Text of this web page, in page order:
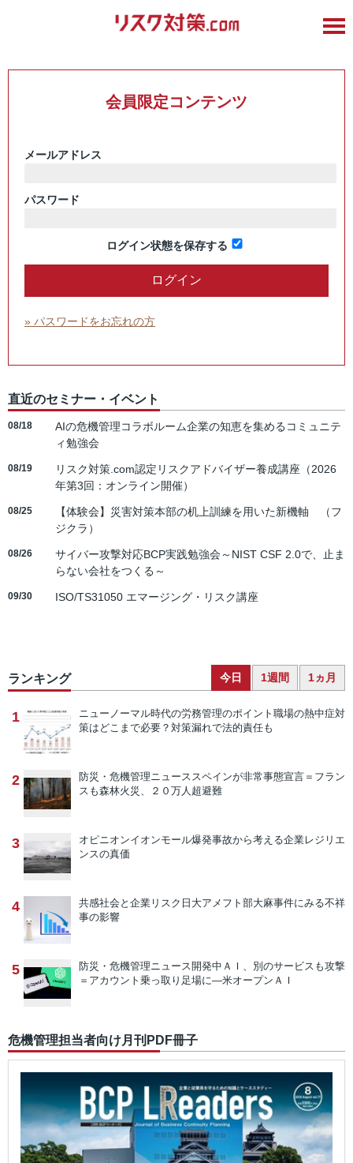
会員限定コンテンツ
メールアドレス
パスワード
ログイン状態を保存する
» パスワードをお忘れの方
直近のセミナー・イベント
08/18
AIの危機管理コラボルーム企業の知恵を集めるコミュニテ
ィ勉強会
08/19
リスク対策.com認定リスクアドバイザー養成講座（2026
年第3回：オンライン開催）
08/25
【体験会】災害対策本部の机上訓練を用いた新機軸 （フ
ジクラ）
08/26
サイバー攻撃対応BCP実践勉強会～NIST CSF 2.0で、止ま
らない会社をつくる～
09/30 ISO/TS31050 エマージング・リスク講座
ランキング 今日 1週間 1ヵ月
1 ニューノーマル時代の労務管理のポイント 職場の熱中症対
策はどこまで必要？対策漏れで法的責任も
2 防災・危機管理ニューススペインが非常事態宣言＝フラン
スも森林火災、２０万人超避難
3 オピニオンイオンモール爆発事故から考える企業レジリエ
ンスの真価
4 共感社会と企業リスク 日大アメフト部大麻事件にみる不祥
事の影響
5 防災・危機管理ニュース開発中ＡＩ、別のサービスも攻撃
＝アカウント乗っ取り足場に―米オープンＡＩ
危機管理担当者向け月刊PDF冊子